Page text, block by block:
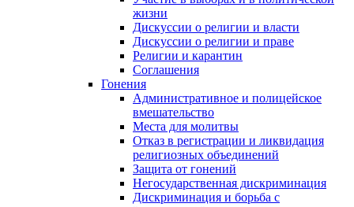
жизни
Дискуссии о религии и власти
Дискуссии о религии и праве
Религии и карантин
Соглашения
Гонения
Административное и полицейское
вмешательство
Места для молитвы
Отказ в регистрации и ликвидация
религиозных объединений
Защита от гонений
Негосударственная дискриминация
Дискриминация и борьба с